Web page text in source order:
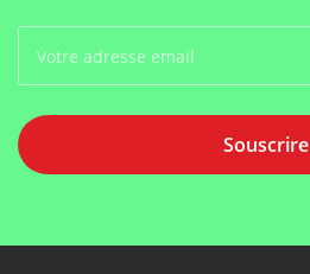
Souscrire